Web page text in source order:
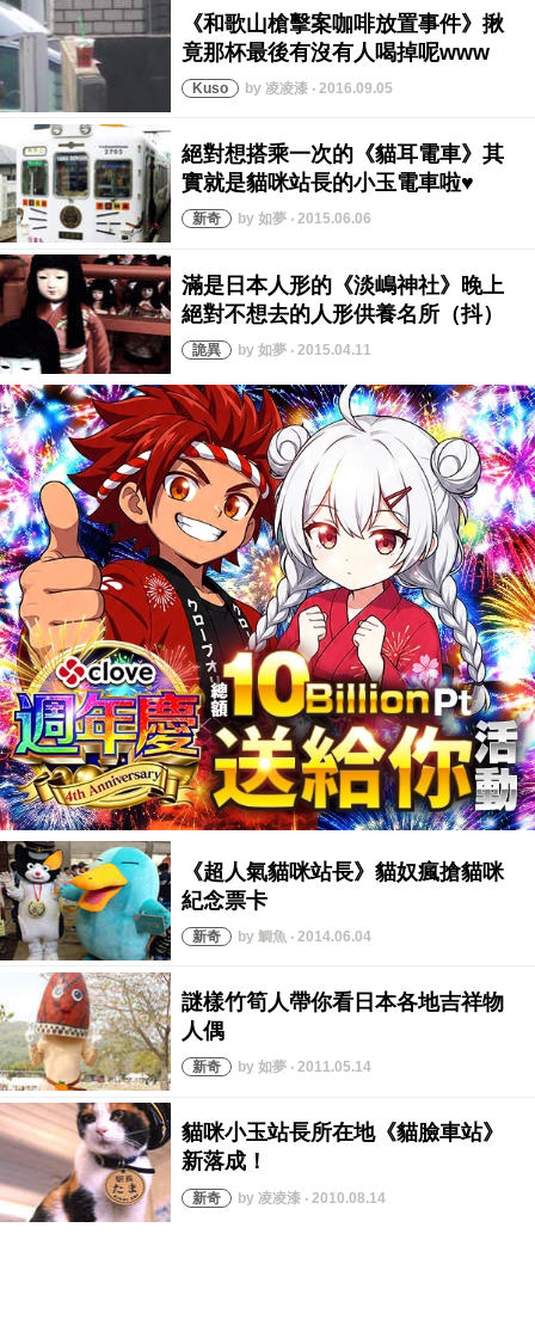
by 凌凌漆 ‧ 2016.09.05
by 如夢 ‧ 2015.06.06
by 如夢 ‧ 2015.04.11
by 鯛魚 ‧ 2014.06.04
by 如夢 ‧ 2011.05.14
by 凌凌漆 ‧ 2010.08.14